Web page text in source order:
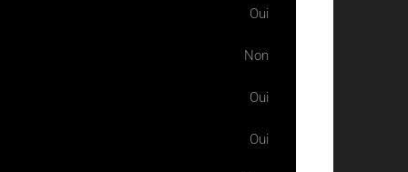
Oui
Non
Oui
Oui